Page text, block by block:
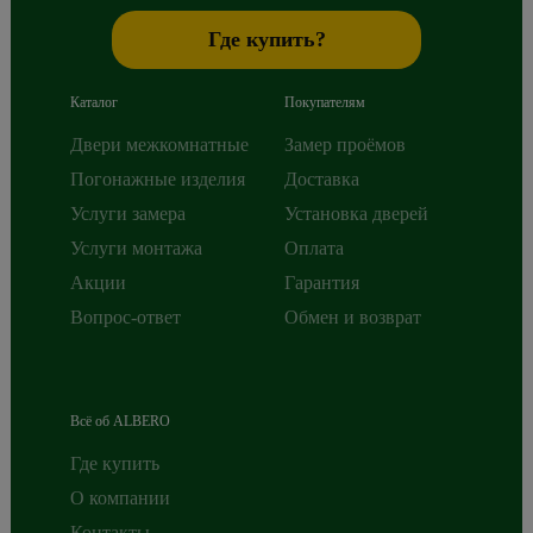
Где купить?
Каталог
Двери межкомнатные
Погонажные изделия
Услуги замера
Услуги монтажа
Акции
Вопрос-ответ
Покупателям
Замер проёмов
Доставка
Установка дверей
Оплата
Гарантия
Обмен и возврат
Всё об ALBERO
Где купить
О компании